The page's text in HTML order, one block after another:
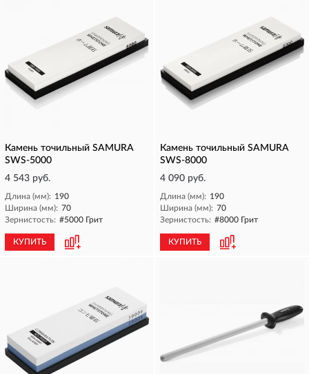
Камень точильный SAMURA
SWS-5000
4 543 руб.
Длина (мм): 190
Ширина (мм): 70
Зернистость: #5000 Грит
КУПИТЬ
Камень точильный SAMURA
SWS-8000
4 090 руб.
Длина (мм): 190
Ширина (мм): 70
Зернистость: #8000 Грит
КУПИТЬ